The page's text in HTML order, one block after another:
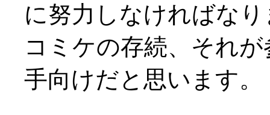
に努力しなければな
コミケの存続、それ
手向けだと思います。